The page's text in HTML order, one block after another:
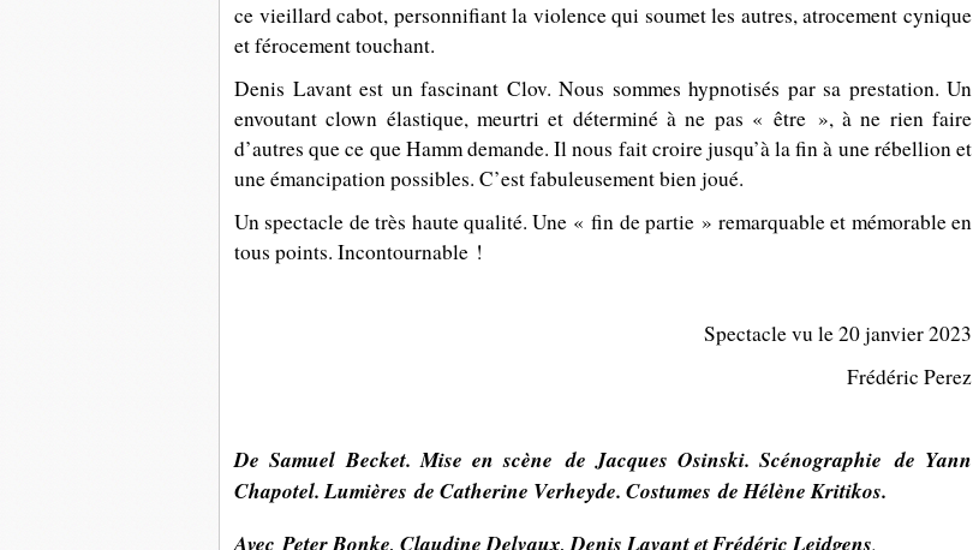
ce vieillard cabot, personnifiant la violence qui soumet les autres, atrocement cynique
et férocement touchant.
Denis Lavant est un fascinant Clov. Nous sommes hypnotisés par sa prestation. Un
envoutant clown élastique, meurtri et déterminé à ne pas « être », à ne rien faire
d’autres que ce que Hamm demande. Il nous fait croire jusqu’à la fin à une rébellion et
une émancipation possibles. C’est fabuleusement bien joué.
Un spectacle de très haute qualité. Une « fin de partie » remarquable et mémorable en
tous points. Incontournable !
Spectacle vu le 20 janvier 2023
Frédéric Perez
De Samuel Becket.Mise en scènede Jacques Osinski. Scénographiede Yann
Chapotel.Lumièresde Catherine Verheyde. Costumesde Hélène Kritikos.
AvecPeter Bonke, Claudine Delvaux,Denis LavantetFrédéric Leidgens.